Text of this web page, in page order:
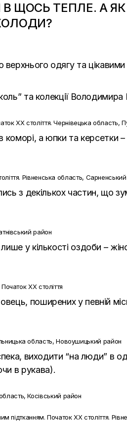
В ЩОСЬ ТЕПЛЕ. А ЯК
верхнього одягу та
та колекції
XX століття. Чернівецька область,
коморі, а юпки та керсетки
Рівненська область,
з декількох частин, що
район
у кількості оздоби –
ХХ століття
поширених у певній
область, Новоушицький район
виходити “на люди” в
в рукава).
Косівський район
підтканням. Початок ХХ століття.